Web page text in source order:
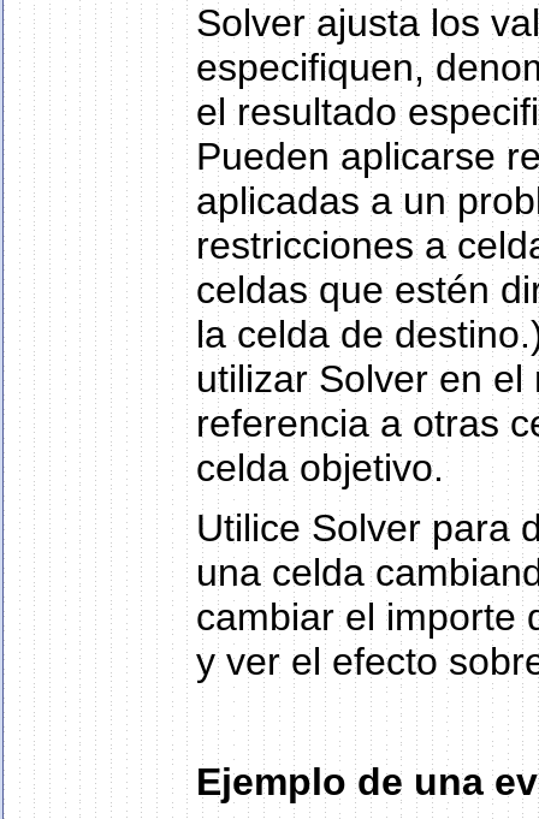
Solver ajusta los
especifiquen,
el resultado
Pueden aplicarse
aplicadas a un
restricciones a
celdas que estén
la celda de
utilizar Solver en
referencia a otras
celda objetivo.
Utilice Solver para
una celda
cambiar el importe
y ver el efecto
Ejemplo de una